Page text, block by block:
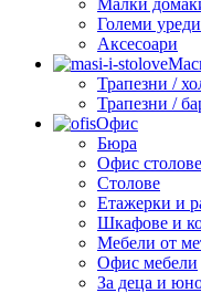
Големи уреди
Аксесоари
Трапезни /
Трапезни /
Офис
Бюра
Офис столове
Столове
Етажерки и
Шкафове и
Мебели от
Офис мебели
За деца и